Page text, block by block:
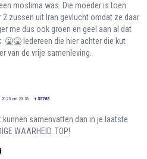
moslima was. Die moeder is toen
2 zussen uit Iran gevlucht omdat ze daar
me dus ook groen en geel aan al dat
🤮🤮 Iedereen die hier achter die kut
van de vrije samenleving.
2025 om 20:56 + 55783
kunnen samenvatten dan in je laatste
WAARHEID. TOP!